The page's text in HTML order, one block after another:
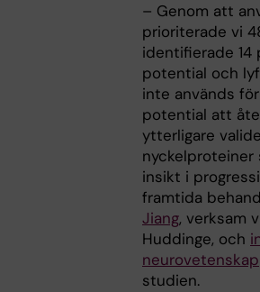
– Genom att
prioriterade vi
identifierade
potential och
inte används
potential att
ytterligare
nyckelproteiner
insikt i
framtida
Jiang, verksam
Huddinge, och
neurovetenskap
studien.